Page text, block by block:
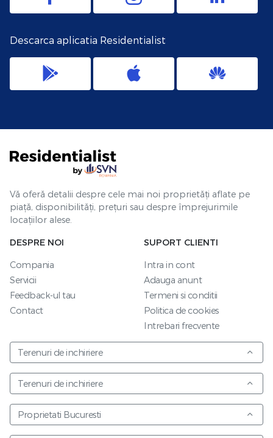
Descarca aplicatia Residentialist
Vă oferă detalii despre cele mai noi proprietăți aflate pe
piață, disponibilități, prețuri sau despre împrejurimile
locațiilor alese.
DESPRE NOI
Compania
Servicii
Feedback-ul tau
Contact
SUPORT CLIENTI
Intra in cont
Adauga anunt
Termeni si conditii
Politica de cookies
Intrebari frecvente
Terenuri de inchiriere
Terenuri de inchiriere
Proprietati Bucuresti